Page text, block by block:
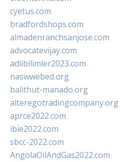
cyetus.com
bradfordshops.com
almadenranchsanjose.com
advocatevijay.com
adlibilimler2023.com
naswwebed.org
balithut-manado.org
alteregotradingcompany.org
aprce2022.com
ibie2022.com
sbcc-2022.com
AngolaOilAndGas2022.com